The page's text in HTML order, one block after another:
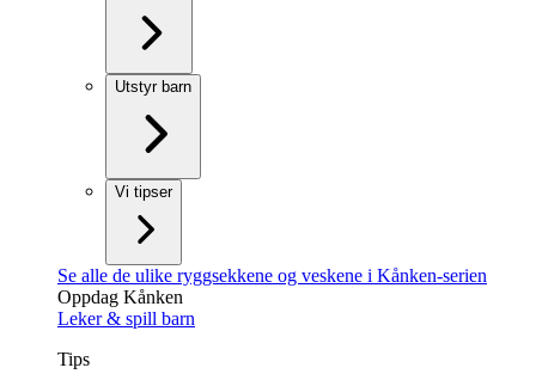
Utstyr barn
Vi tipser
Se alle de ulike ryggsekkene og veskene i Kånken-serien
Oppdag Kånken
Leker & spill barn
Tips